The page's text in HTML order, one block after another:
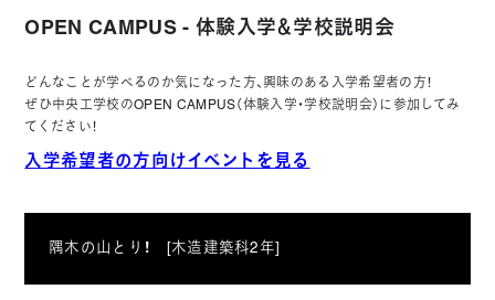
OPEN CAMPUS - 体験入学＆学校説明会
どんなことが学べるのか気になった方、興味のある入学希望者の方！
ぜひ中央工学校のOPEN CAMPUS（体験入学・学校説明会）に参加してみ
てください！
入学希望者の方向けイベントを見る
隅木の山とり！ [木造建築科2年]